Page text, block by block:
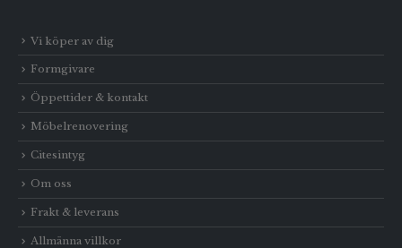
Vi köper av dig
Formgivare
Öppettider & kontakt
Möbelrenovering
Citesintyg
Om oss
Frakt & leverans
Allmänna villkor